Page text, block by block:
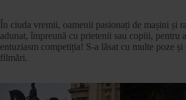
În ciuda vremii, oamenii pasionați de mașini și
adunat, împreună cu prietenii sau copiii, pentru
entuziasm competiția! S-a lăsat cu multe poze și
filmări.